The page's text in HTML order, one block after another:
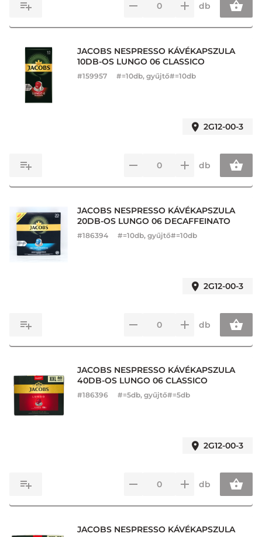
db
JACOBS NESPRESSO KÁVÉKAPSZULA
10DB-OS LUNGO 06 CLASSICO
#159957 #=10db, gyűjtő#=10db
2G12-00-3
db
JACOBS NESPRESSO KÁVÉKAPSZULA
20DB-OS LUNGO 06 DECAFFEINATO
#186394 #=10db, gyűjtő#=10db
2G12-00-3
db
JACOBS NESPRESSO KÁVÉKAPSZULA
40DB-OS LUNGO 06 CLASSICO
#186396 #=5db, gyűjtő#=5db
2G12-00-3
db
JACOBS NESPRESSO KÁVÉKAPSZULA